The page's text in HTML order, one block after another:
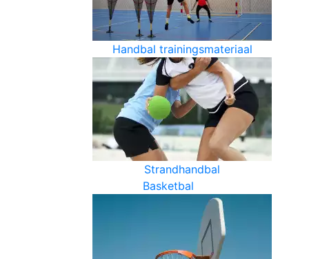
Handbal trainingsmateriaal
Strandhandbal
Basketbal